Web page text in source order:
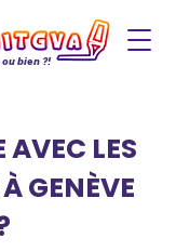
bien ?!
AVEC LES
GENÈVE